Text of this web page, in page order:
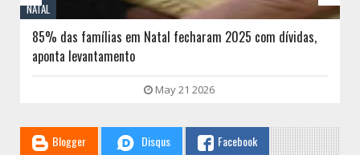
NATAL
85% das famílias em Natal fecharam 2025 com dívidas,
aponta levantamento
May 21 2026
Blogger Disqus Facebook